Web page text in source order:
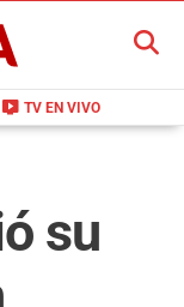
live_tv TV EN VIVO
BUSCAR
su